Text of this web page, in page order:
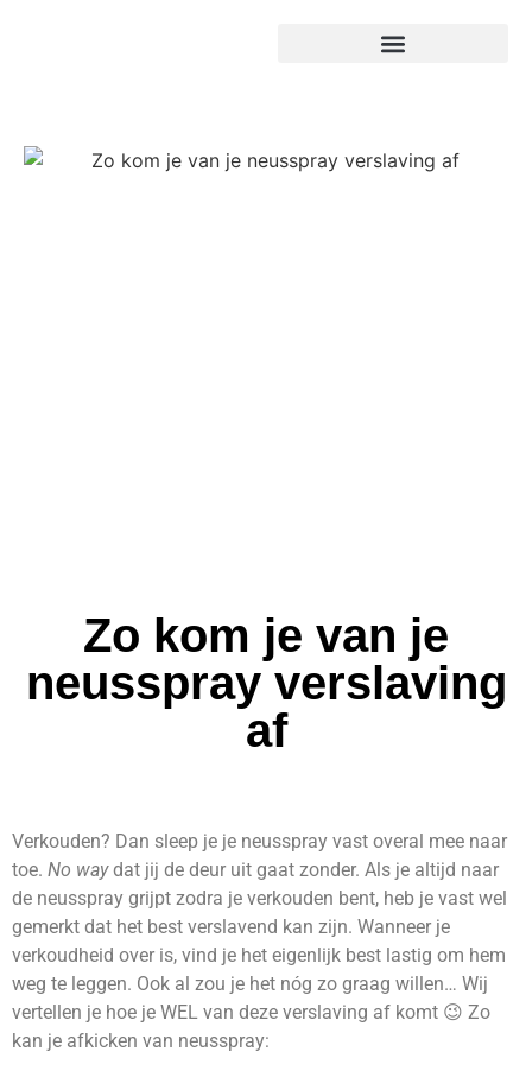
Zo kom je van je
neusspray verslaving
af
Verkouden? Dan sleep je je neusspray vast overal mee naar
toe. No waydat jij de deur uit gaat zonder. Als je altijd naar
de neusspray grijpt zodra je verkouden bent, heb je vast wel
gemerkt dat het best verslavend kan zijn. Wanneer je
verkoudheid over is, vind je het eigenlijk best lastig om hem
weg te leggen. Ook al zou je het nóg zo graag willen… Wij
vertellen je hoe je WEL van deze verslaving af komt 😉 Zo
kan je afkicken van neusspray: